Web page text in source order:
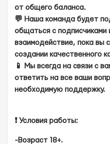
от общего баланса.
💬 Наша команда будет
общаться с подписчиками
взаимодействие, пока вы
создании качественного
📱 Мы всегда на связи с
ответить на все ваши
необходимую поддержку.
❗️ Условия работы:
-Возраст 18+.